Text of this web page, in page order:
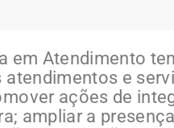
em Atendimento
e
ações de
ampliar a